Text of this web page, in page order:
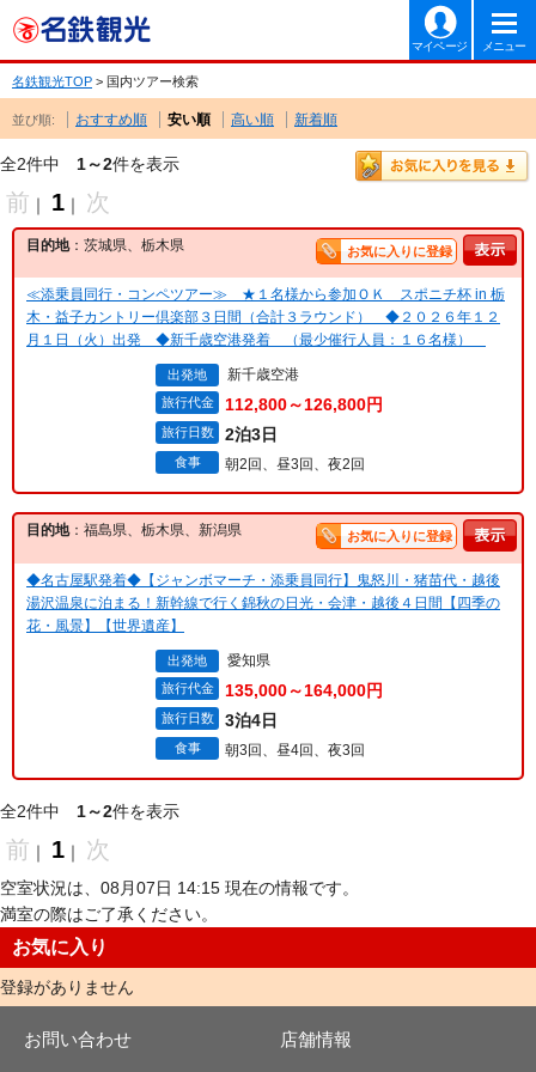
マイページ メニュー
名鉄観光TOP > 国内ツアー検索
並び順: おすすめ順 安い順 高い順 新着順
全2件中 1～2件を表示
前 ｜ 1 ｜ 次
目的地：茨城県、栃木県 お気に入りに登録
≪添乗員同行・コンペツアー≫ ★１名様から参加ＯＫ スポニチ杯 in 栃
木・益子カントリー倶楽部３日間（合計３ラウンド） ◆２０２６年１２
月１日（火）出発 ◆新千歳空港発着 （最少催行人員：１６名様）
出発地 新千歳空港
旅行代金 112,800～126,800円
旅行日数 2泊3日
食事 朝2回、昼3回、夜2回
目的地：福島県、栃木県、新潟県 お気に入りに登録
◆名古屋駅発着◆【ジャンボマーチ・添乗員同行】鬼怒川・猪苗代・越後
湯沢温泉に泊まる！新幹線で行く錦秋の日光・会津・越後４日間【四季の
花・風景】【世界遺産】
出発地 愛知県
旅行代金 135,000～164,000円
旅行日数 3泊4日
食事 朝3回、昼4回、夜3回
全2件中 1～2件を表示
前 ｜ 1 ｜ 次
空室状況は、08月07日 14:15 現在の情報です。
満室の際はご了承ください。
お気に入り
登録がありません
お問い合わせ 店舗情報